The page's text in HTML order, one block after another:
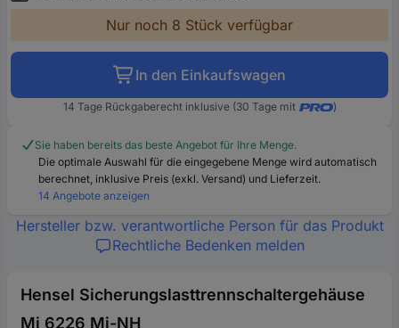
Nur noch 8 Stück verfügbar
In den Einkaufswagen
14 Tage Rückgaberecht inklusive (30 Tage mit )
Sie haben bereits das beste Angebot für Ihre Menge.
Die optimale Auswahl für die eingegebene Menge wird automatisch
berechnet, inklusive Preis (exkl. Versand) und Lieferzeit.
14 Angebote anzeigen
Hersteller bzw. verantwortliche Person für das Produkt
Rechtliche Bedenken melden
Hensel Sicherungslasttrennschaltergehäuse
Mi 6226 Mi-NH